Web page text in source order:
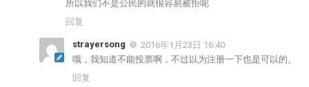
所以我们不是公民的就很容易被拒呢
回复
strayersong
2016年1月23日 16:40
哦，我知道不能投票啊，不过以为注册一下也是可以的。
回复